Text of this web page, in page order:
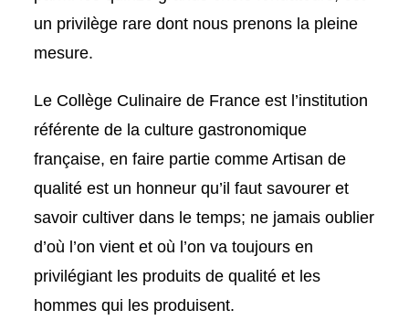
un privilège rare dont nous prenons la pleine
mesure.
Le Collège Culinaire de France est l’institution
référente de la culture gastronomique
française, en faire partie comme Artisan de
qualité est un honneur qu’il faut savourer et
savoir cultiver dans le temps; ne jamais oublier
d’où l’on vient et où l’on va toujours en
privilégiant les produits de qualité et les
hommes qui les produisent.